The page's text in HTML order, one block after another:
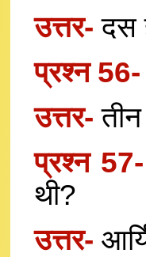
उत्तर- दस
प्रश्न
उत्तर-
प्रश्न
थी?
उत्तर-